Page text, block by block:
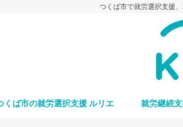
つくば市で就労選択支援
くば市の就労選択支援 ルリエ 就労継続